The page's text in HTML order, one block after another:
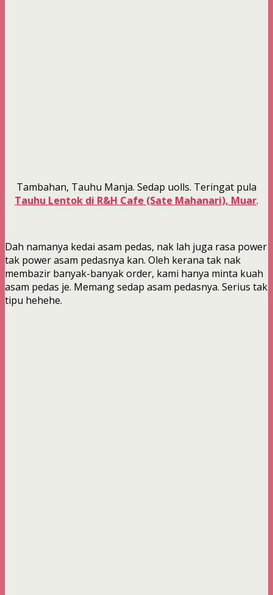
Tambahan, Tauhu Manja. Sedap uolls. Teringat pula
Tauhu Lentok di R&H Cafe (Sate Mahanari), Muar.
Dah namanya kedai asam pedas, nak lah juga rasa power
tak power asam pedasnya kan. Oleh kerana tak nak
membazir banyak-banyak order, kami hanya minta kuah
asam pedas je. Memang sedap asam pedasnya. Serius tak
tipu hehehe.